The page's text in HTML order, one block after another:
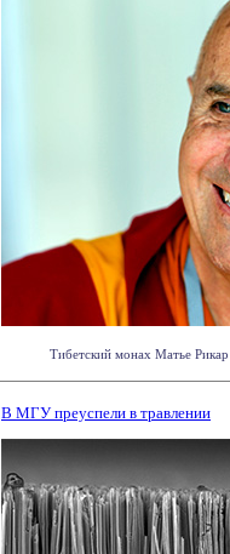
Тибетский монах Матье
В МГУ преуспели в травлении